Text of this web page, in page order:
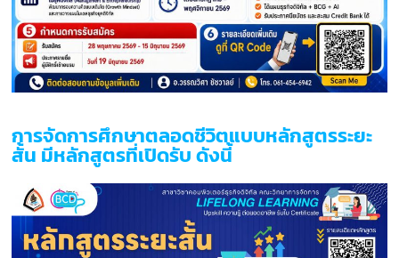
การจัดการศึกษาตลอดชีวิตแบบหลักสูตรระยะ
สั้น มีหลักสูตรที่เปิดรับ ดังนี้